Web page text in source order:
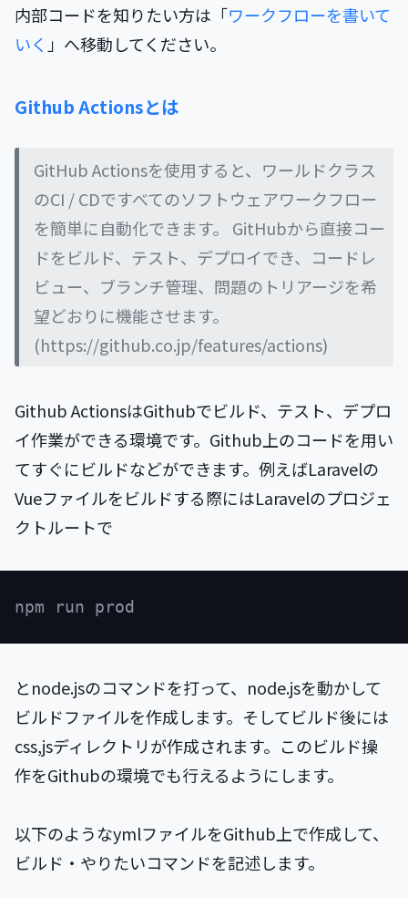
内部コードを知りたい方は「ワークフローを書いて
いく 」へ移動してください。
Github Actionsとは
GitHub Actionsを使用すると、ワールドクラス
のCI / CDですべてのソフトウェアワークフロー
を簡単に自動化できます。 GitHubから直接コー
ドをビルド、テスト、デプロイでき、コードレ
ビュー、ブランチ管理、問題のトリアージを希
望どおりに機能させます。
(https://github.co.jp/features/actions)
Github ActionsはGithubでビルド、テスト、デプロ
イ作業ができる環境です。Github上のコードを用い
てすぐにビルドなどができます。例えばLaravelの
Vueファイルをビルドする際にはLaravelのプロジェ
クトルートで
とnode.jsのコマンドを打って、node.jsを動かして
ビルドファイルを作成します。そしてビルド後には
css,jsディレクトリが作成されます。このビルド操
作をGithubの環境でも行えるようにします。
以下のようなymlファイルをGithub上で作成して、
ビルド・やりたいコマンドを記述します。